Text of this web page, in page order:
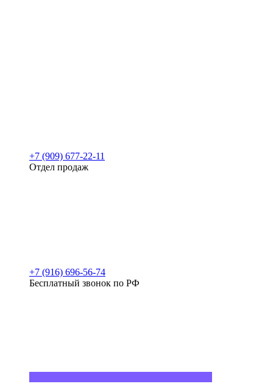
+7 (909) 677-22-11
Отдел продаж
+7 (916) 696-56-74
Бесплатный звонок по РФ